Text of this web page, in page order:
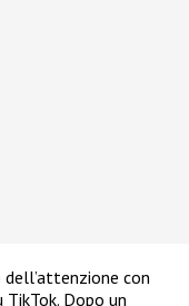
con
Dopo un